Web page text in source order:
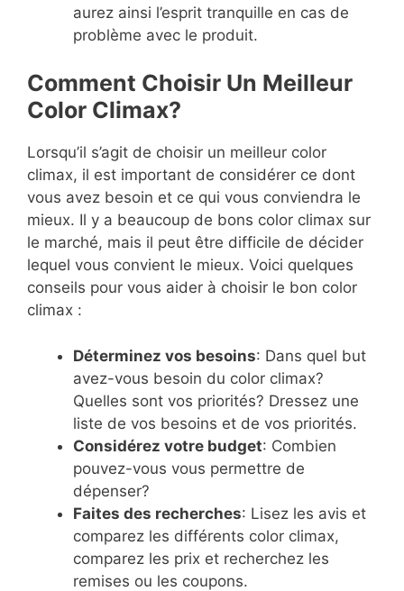
aurez ainsi l’esprit tranquille en cas de
problème avec le produit.
Comment Choisir Un Meilleur
Color Climax?
Lorsqu’il s’agit de choisir un meilleur color
climax, il est important de considérer ce dont
vous avez besoin et ce qui vous conviendra le
mieux. Il y a beaucoup de bons color climax sur
le marché, mais il peut être difficile de décider
lequel vous convient le mieux. Voici quelques
conseils pour vous aider à choisir le bon color
climax :
Déterminez vos besoins: Dans quel but
avez-vous besoin du color climax?
Quelles sont vos priorités? Dressez une
liste de vos besoins et de vos priorités.
Considérez votre budget: Combien
pouvez-vous vous permettre de
dépenser?
Faites des recherches: Lisez les avis et
comparez les différents color climax,
comparez les prix et recherchez les
remises ou les coupons.